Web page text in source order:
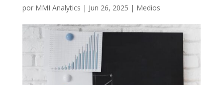
por MMI Analytics | Jun 26, 2025 | Medios